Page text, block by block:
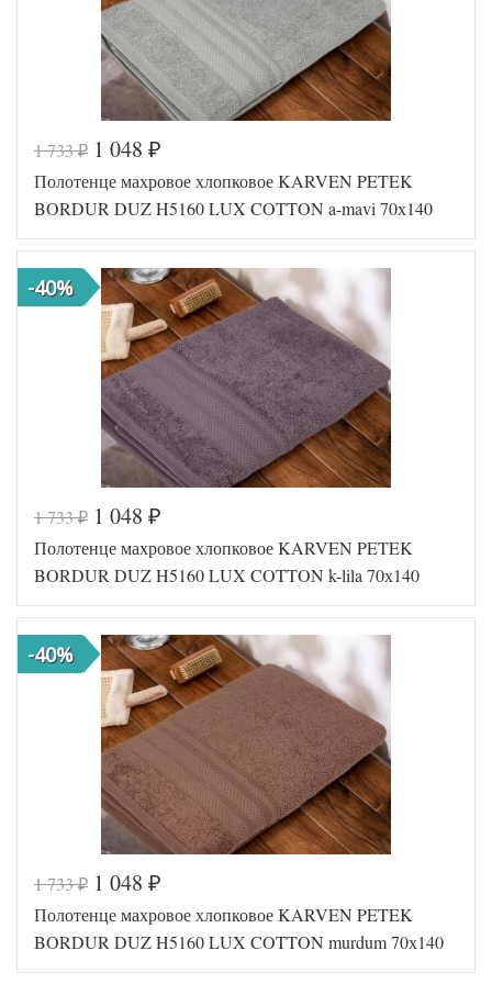
Производитель (Турция)
Код товара
570-994
Артикул
FIR1256
5000127
50
Количество
предметов
1
предмет
Размер
полотенец
70х140
(1шт)
Хлопок-
Махра
Производитель
Karven
(Турция)
Код товара
570-999
Артикул
FIR1256
5000127
45
Количество
предметов
1
предмет
Размер
полотенец
70х140
(1шт)
Хлопок-
Махра
Производитель
Karven
(Турция)
1 733₽ 1 048 ₽
Полотенце махровое хлопковое KARVEN PETEK
BORDUR DUZ H5160 LUX COTTON a-mavi 70х140
-40%
Код товара
571-459
Артикул
FIR1256
5000127
49
Количество
1
1 733₽ 1 048 ₽
Полотенце махровое хлопковое KARVEN PETEK
BORDUR DUZ H5160 LUX COTTON k-lila 70х140
-40%
1 733₽ 1 048 ₽
Полотенце махровое хлопковое KARVEN PETEK
BORDUR DUZ H5160 LUX COTTON murdum 70х140